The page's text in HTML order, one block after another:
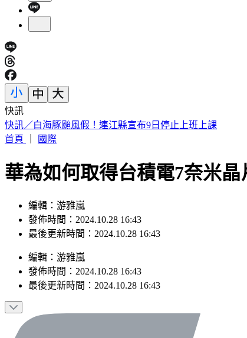
快訊
快訊／白海豚颱風假！連江縣宣布9日停止上班上課
首頁
國際
華為如何取得台積電7奈米
編輯：游雅嵐
發佈時間：2024.10.28 16:43
最後更新時間：2024.10.28 16:43
編輯 ： 游雅嵐
發佈時間： 2024.10.28 16:43
最後更新時間： 2024.10.28 16:43